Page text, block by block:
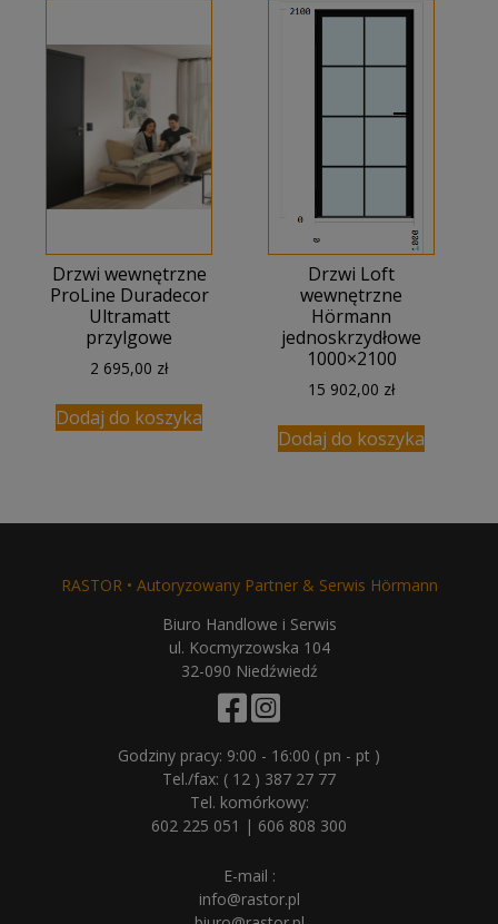
Drzwi wewnętrzne
ProLine Duradecor
Ultramatt
przylgowe
2 695,00 zł
Dodaj do koszyka
Drzwi Loft
wewnętrzne
Hörmann
jednoskrzydłowe
1000×2100
15 902,00 zł
Dodaj do koszyka
RASTOR • Autoryzowany Partner & Serwis Hörmann
Biuro Handlowe i Serwis
ul. Kocmyrzowska 104
32-090 Niedźwiedź
Godziny pracy: 9:00 - 16:00 ( pn - pt )
Tel./fax: ( 12 ) 387 27 77
Tel. komórkowy:
602 225 051 | 606 808 300
E-mail :
info@rastor.pl